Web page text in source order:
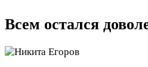
Всем остался